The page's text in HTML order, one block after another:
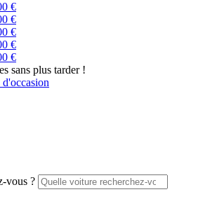
€
€
€
€
€
sans plus tarder !
vous ?